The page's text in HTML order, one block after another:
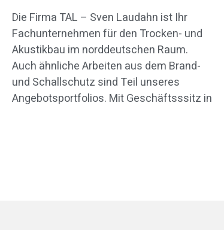
Die Firma TAL – Sven Laudahn ist Ihr
Fachunternehmen für den Trocken- und
Akustikbau im norddeutschen Raum.
Auch ähnliche Arbeiten aus dem Brand-
und Schallschutz sind Teil unseres
Angebotsportfolios. Mit Geschäftsssitz in